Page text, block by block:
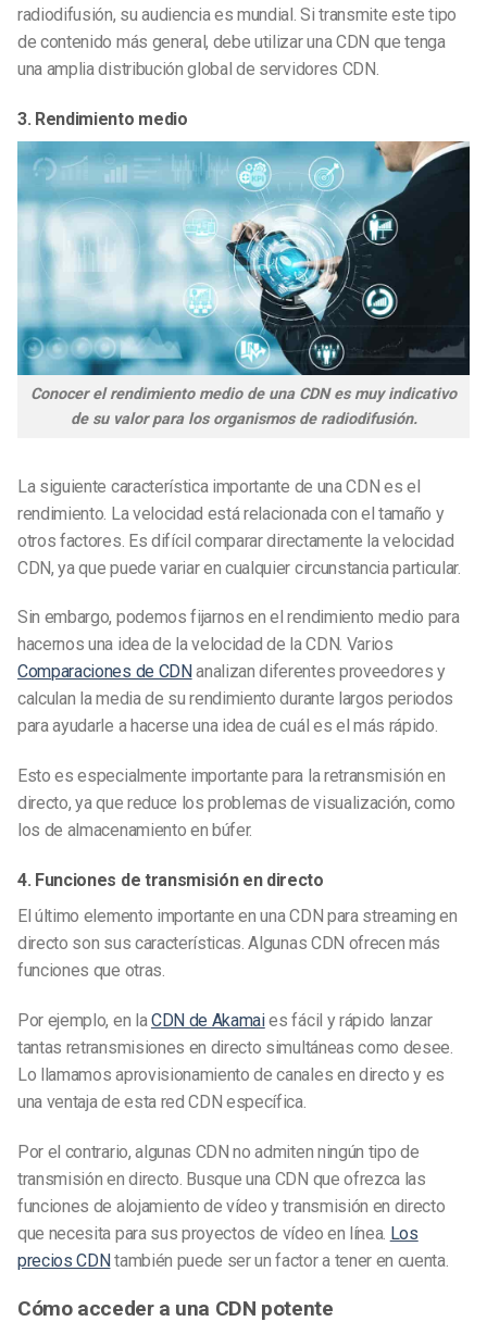
radiodifusión, su audiencia es mundial. Si transmite este tipo
de contenido más general, debe utilizar una CDN que tenga
una amplia distribución global de servidores CDN.
3. Rendimiento medio
Conocer el rendimiento medio de una CDN es muy indicativo
de su valor para los organismos de radiodifusión.
La siguiente característica importante de una CDN es el
rendimiento. La velocidad está relacionada con el tamaño y
otros factores. Es difícil comparar directamente la velocidad
CDN, ya que puede variar en cualquier circunstancia particular.
Sin embargo, podemos fijarnos en el rendimiento medio para
hacernos una idea de la velocidad de la CDN. Varios
Comparaciones de CDN analizan diferentes proveedores y
calculan la media de su rendimiento durante largos periodos
para ayudarle a hacerse una idea de cuál es el más rápido.
Esto es especialmente importante para la retransmisión en
directo, ya que reduce los problemas de visualización, como
los de almacenamiento en búfer.
4. Funciones de transmisión en directo
El último elemento importante en una CDN para streaming en
directo son sus características. Algunas CDN ofrecen más
funciones que otras.
Por ejemplo, en laCDN de Akamaies fácil y rápido lanzar
tantas retransmisiones en directo simultáneas como desee.
Lo llamamos aprovisionamiento de canales en directo y es
una ventaja de esta red CDN específica.
Por el contrario, algunas CDN no admiten ningún tipo de
transmisión en directo. Busque una CDN que ofrezca las
funciones de alojamiento de vídeo y transmisión en directo
que necesita para sus proyectos de vídeo en línea. Los
precios CDNtambién puede ser un factor a tener en cuenta.
Cómo acceder a una CDN potente